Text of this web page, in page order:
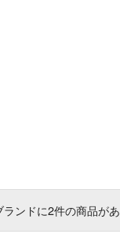
ランドに2件の商品が